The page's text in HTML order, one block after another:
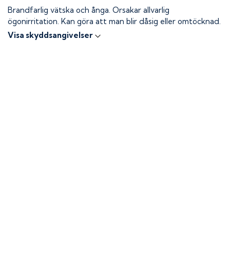
Brandfarlig vätska och ånga. Orsakar allvarlig
ögonirritation. Kan göra att man blir dåsig eller omtöcknad.
Visa skyddsangivelser